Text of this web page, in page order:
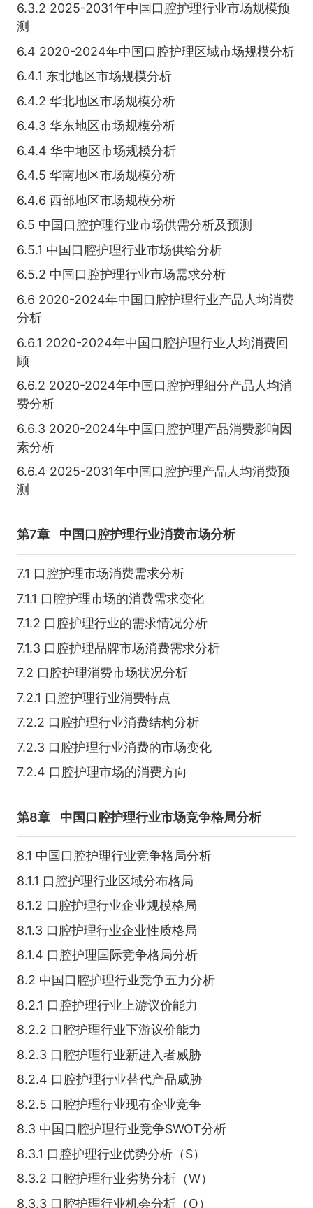
6.3.2 2025-2031年中国口腔护理行业市场规模预
测
6.4 2020-2024年中国口腔护理区域市场规模分析
6.4.1 东北地区市场规模分析
6.4.2 华北地区市场规模分析
6.4.3 华东地区市场规模分析
6.4.4 华中地区市场规模分析
6.4.5 华南地区市场规模分析
6.4.6 西部地区市场规模分析
6.5 中国口腔护理行业市场供需分析及预测
6.5.1 中国口腔护理行业市场供给分析
6.5.2 中国口腔护理行业市场需求分析
6.6 2020-2024年中国口腔护理行业产品人均消费
分析
6.6.1 2020-2024年中国口腔护理行业人均消费回
顾
6.6.2 2020-2024年中国口腔护理细分产品人均消
费分析
6.6.3 2020-2024年中国口腔护理产品消费影响因
素分析
6.6.4 2025-2031年中国口腔护理产品人均消费预
测
第7章 中国口腔护理行业消费市场分析
7.1 口腔护理市场消费需求分析
7.1.1 口腔护理市场的消费需求变化
7.1.2 口腔护理行业的需求情况分析
7.1.3 口腔护理品牌市场消费需求分析
7.2 口腔护理消费市场状况分析
7.2.1 口腔护理行业消费特点
7.2.2 口腔护理行业消费结构分析
7.2.3 口腔护理行业消费的市场变化
7.2.4 口腔护理市场的消费方向
第8章 中国口腔护理行业市场竞争格局分析
8.1 中国口腔护理行业竞争格局分析
8.1.1 口腔护理行业区域分布格局
8.1.2 口腔护理行业企业规模格局
8.1.3 口腔护理行业企业性质格局
8.1.4 口腔护理国际竞争格局分析
8.2 中国口腔护理行业竞争五力分析
8.2.1 口腔护理行业上游议价能力
8.2.2 口腔护理行业下游议价能力
8.2.3 口腔护理行业新进入者威胁
8.2.4 口腔护理行业替代产品威胁
8.2.5 口腔护理行业现有企业竞争
8.3 中国口腔护理行业竞争SWOT分析
8.3.1 口腔护理行业优势分析（S）
8.3.2 口腔护理行业劣势分析（W）
8.3.3 口腔护理行业机会分析（O）